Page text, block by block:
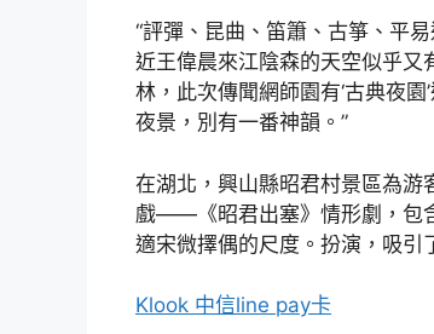
“評彈、昆曲、笛簫、古箏、平
近王偉晨來江陰森的天空似乎又
林，此次傳聞網師園有‘古典夜
夜景，別有一番神韻。”
在湖北，興山縣昭君村景區為游
戲——《昭君出塞》情形劇，包
適宋微擇偶的尺度。扮演，吸引
Klook 中信line pay卡